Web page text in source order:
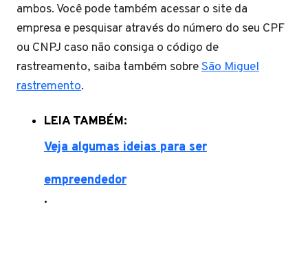
ambos. Você pode também acessar o site da
empresa e pesquisar através do número do seu CPF
ou CNPJ caso não consiga o código de
rastreamento, saiba também sobreSão Miguel
rastremento.
LEIA TAMBÉM:
Veja algumas ideias para ser
empreendedor
.